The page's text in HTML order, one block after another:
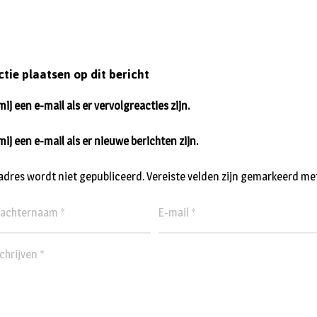
plaatsen op dit bericht
wordt niet gepubliceerd.Vereiste velden zijn gemarkeerd
een e-mail als er vervolgreacties zijn.
een e-mail als er nieuwe berichten zijn.